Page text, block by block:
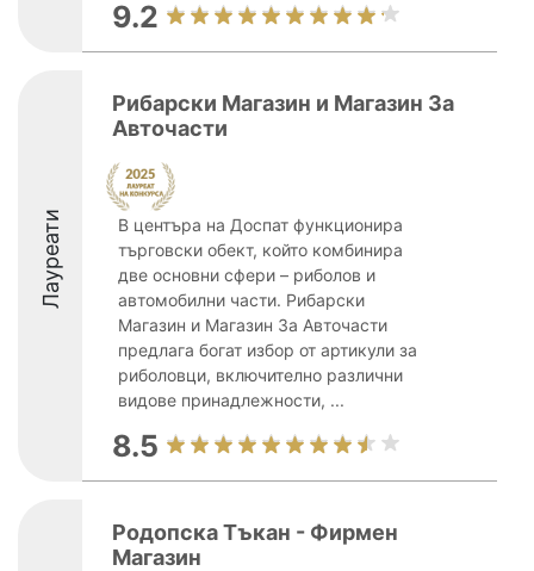
9.2
Лауреати
Рибарски Магазин и Магазин За
Авточасти
В центъра на Доспат функционира
търговски обект, който комбинира
две основни сфери – риболов и
автомобилни части. Рибарски
Магазин и Магазин За Авточасти
предлага богат избор от артикули за
риболовци, включително различни
видове принадлежности, ...
8.5
Родопска Тъкан - Фирмен
Магазин